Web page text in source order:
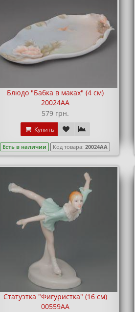
Блюдо "Бабка в маках" (4 см)
20024AA
579 грн.
Купить
Есть в наличии Код товара:20024AA
Статуэтка "Фигуристка" (16 см)
00559AA